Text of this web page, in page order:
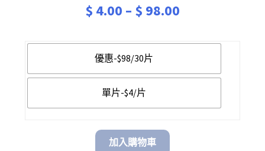
$ 4.00 – $ 98.00
through
優惠-$98/30片
單片-$4/片
加入購物車